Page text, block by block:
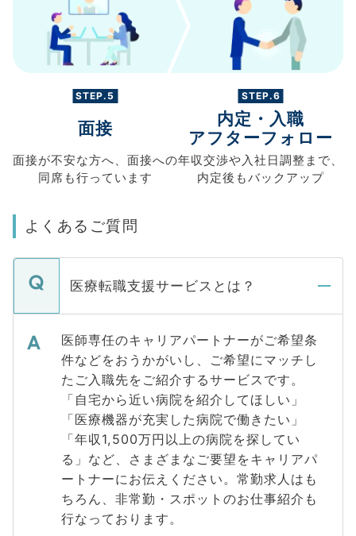
STEP.5
面接
面接が不安な方へ、 面接への
同席も行っています
STEP.6
内定・入職
アフターフォロー
年収交渉や入社日調整まで、
内定後もバックアップ
よくあるご質問
医療転職支援サービスとは？
医師専任のキャリアパートナーがご希望条
件などをおうかがいし、ご希望にマッチし
たご入職先をご紹介するサービスです。
「自宅から近い病院を紹介してほしい」
「医療機器が充実した病院で働きたい」
「年収1,500万円以上の病院を探してい
る」など、さまざまなご要望をキャリアパ
ートナーにお伝えください。常勤求人はも
ちろん、非常勤・スポットのお仕事紹介も
行なっております。